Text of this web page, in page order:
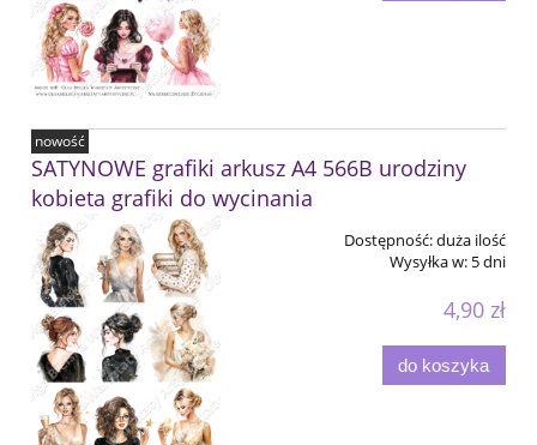
SATYNOWE grafiki arkusz A4 566B urodziny
kobieta grafiki do wycinania
Dostępność:duża ilość
Wysyłka w: 5 dni
4,90 zł
do koszyka
nowość